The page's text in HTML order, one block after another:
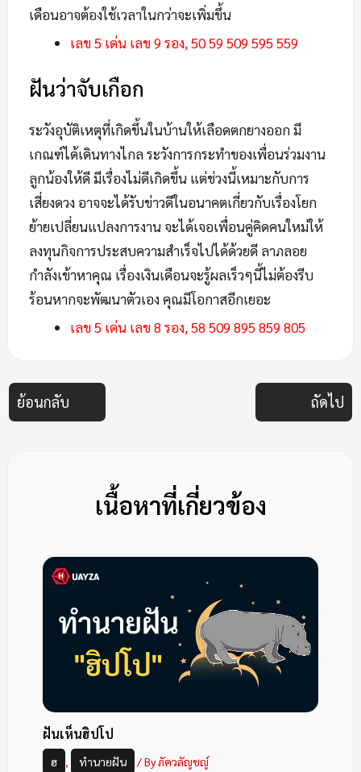
เดือนอาจต้องใช้เวลาในกว่าจะเพิ่มขึ้น
เลข 5 เด่น เลข 9 รอง, 50 59 509 595 559
ฝันว่าจับเกือก
ระวังอุบัติเหตุที่เกิดขึ้นในบ้านให้เลือดตกยางออก มี
เกณฑ์ได้เดินทางไกล ระวังการกระทำของเพื่อนร่วมงาน
ลูกน้องให้ดี มีเรื่องไม่ดีเกิดขึ้น แต่ช่วงนี้เหมาะกับการ
เสี่ยงดวง อาจจะได้รับข่าวดีในอนาคตเกี่ยวกับเรื่องโยก
ย้ายเปลี่ยนแปลงการงาน จะได้เจอเพื่อนคู่คิดคนใหม่ให้
ลงทุนกิจการประสบความสำเร็จไปได้ด้วยดี ลาภลอย
กำลังเข้าหาคุณ เรื่องเงินเดือนจะรู้ผลเร็วๆนี้ไม่ต้องรีบ
ร้อนหากจะพัฒนาตัวเอง คุณมีโอกาสอีกเยอะ
เลข 5 เด่น เลข 8 รอง, 58 509 895 859 805
ย้อนกลับ ถัดไป
เนื้อหาที่เกี่ยวข้อง
ฝันเห็นฮิปโป
ฮ , ทำนายฝัน / Byภัควลัญชญ์